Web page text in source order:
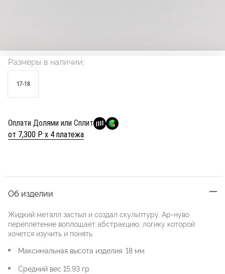
Размеры в наличии:
17-18
Оплати Долями или Сплит
от 7,300 Р х 4 платежа
Об изделии
Жидкий металл застыл и создал скульптуру. Ар-нуво
переплетение воплощает абстракцию, логику которой
хочется изучить и понять.
Максимальная высота изделия: 18 мм
Средний вес 15,93 гр